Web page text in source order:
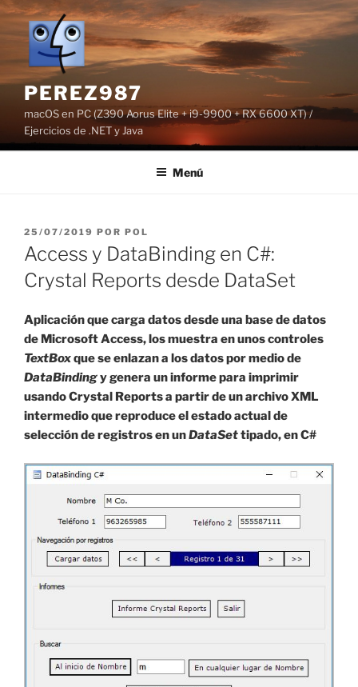
Saltar
contenido
PEREZ987
macOS en PC (Z390 Aorus Elite + i9-9900 + RX 6600 XT) /
Ejercicios de .NET y Java
Menú
PUBLICADO
EL
25/07/2019 POR POL
Access y DataBinding en C#:
Crystal Reports desde DataSet
Aplicación que carga datos desde una base de datos
de Microsoft Access, los muestra en unos controles
TextBoxque se enlazan a los datos por medio de
DataBindingy genera un informe para imprimir
usando Crystal Reports a partir de un archivo XML
intermedio que reproduce el estado actual de
selección de registros en unDataSettipado, en C#